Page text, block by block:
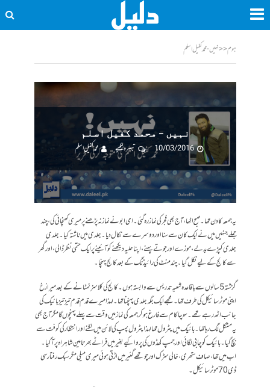
ہوم<<نہیں - محمد کفیل اسلم
نہیں – محمد کفیل اسلم
10/03/2016
تبصرہ لکھیے محمد کفیل اسلم
یہ جمعہ کا دن تھا۔ صبح اٹھا، آج بھی فجر کی نماز رہ گئی۔ امی ابو نے نماز نہ پڑھنے پر میری کھنچائی کی، چند
جملے جنہیں میں نے ایک کان سے سنا اور دوسرے سے نکال دیا۔ جلدی میں ناشتہ کیا۔ جلدی
جلدی کپڑے بدلے، موزے اور جوتے پہنے، اپنا حلیہ دیکھنے کو آئینے پر ایک حتمی نظر ڈالی، اور گھر
سے کالج کے لیے نکل گیا۔ چند منٹ کی رائیڈنگ کے بعد کالج پہنچا۔
گزشتہ 5 سالوں سے باقاعدہ شعبہِ تدریس سے وابستہ ہوں۔ کالج کی کلاسز نمٹانے کے بعد میرا رُخ
اپنی موٹرسائیکل کی طرف تھا۔ مجھے ایک جگہ جلدی پہنچنا تھا۔ لہذا میرے قدم قدم تیز تیز بائیک کی
جانب اٹھ رہے تھے۔ سوچا کام سے فارغ ہوکر جمعہ کی نماز میں وقت سے پہلے پہنچوں گا مگر آج بھی
یہ مشکل لگ رہا تھا۔ بائیک میں پٹرول تھا لہذا پٹرول پمپ کی لائن میں لگنے اور انتظار کی کوفت سے
بچ گیا۔ بائیک کو چابی لگائی اور جمپ کھڈوں کی پروا کیے بغیر میں فراٹے بھرتا مین شاہراہ پر آگیا۔
اب میں تھا، صاف ستھری، خالی سڑک اور چوتھے گئیر میں اڑتی ہوئی میری میلی مگر سبک رفتار سی
ڈی 70 موٹرسائیکل۔